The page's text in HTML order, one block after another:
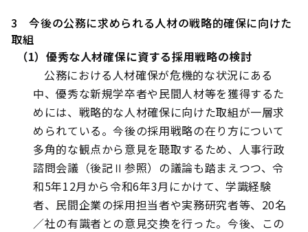
3 今後の公務に求められる人材の戦略的確保に向けた
取組
（1）優秀な人材確保に資する採用戦略の検討
公務における人材確保が危機的な状況にある
中、優秀な新規学卒者や民間人材等を獲得するた
めには、戦略的な人材確保に向けた取組が一層求
められている。今後の採用戦略の在り方について
多角的な観点から意見を聴取するため、人事行政
諮問会議（後記Ⅱ参照）の議論も踏まえつつ、令
和5年12月から令和6年3月にかけて、学識経験
者、民間企業の採用担当者や実務研究者等、20名
／社の有識者との意見交換を行った。今後、この